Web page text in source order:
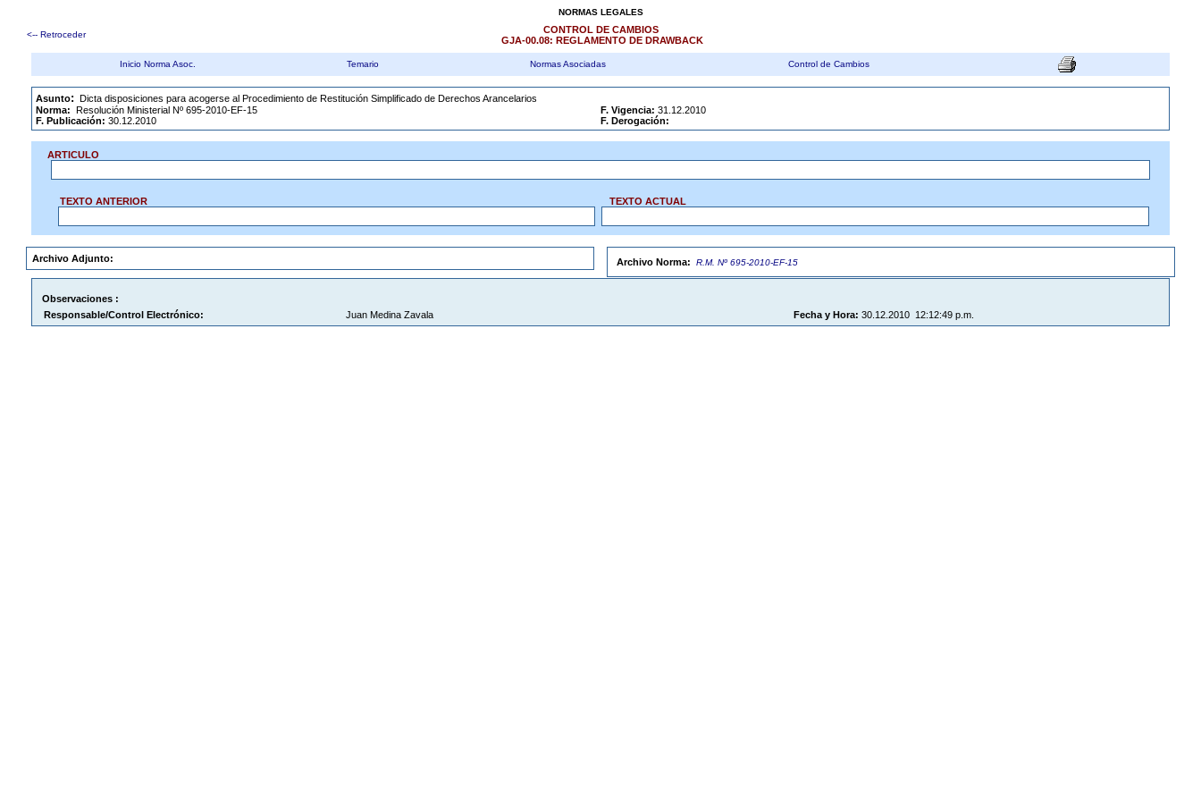
NORMAS LEGALES
<-- Retroceder
CONTROL DE CAMBIOS
GJA-00.08: REGLAMENTO DE DRAWBACK
Inicio Norma Asoc. Temario Normas Asociadas Control de Cambios
Asunto: Dicta disposiciones para acogerse al Procedimiento de Restitución Simplificado de Derechos Arancelarios
Norma: Resolución Ministerial Nº 695-2010-EF-15 F. Vigencia: 31.12.2010
F. Publicación: 30.12.2010 F. Derogación:
ARTICULO
TEXTO ANTERIOR TEXTO ACTUAL
Archivo Adjunto: Archivo Norma: R.M. Nº 695-2010-EF-15
Observaciones :
Responsable/Control Electrónico:
Juan Medina Zavala Fecha y Hora: 30.12.2010 12:12:49 p.m.